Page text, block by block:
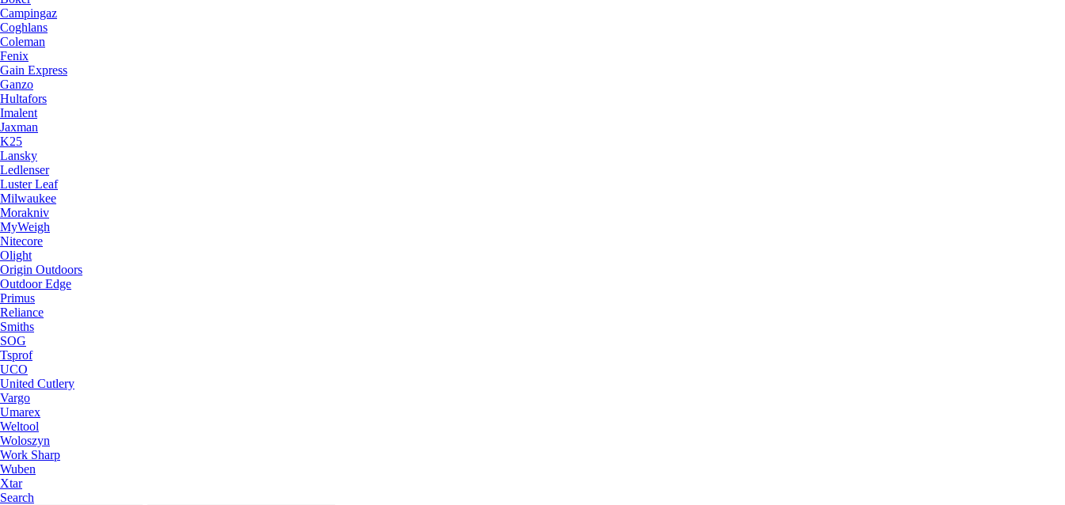
Campingaz
Coghlans
Coleman
Fenix
Gain Express
Ganzo
Hultafors
Imalent
Jaxman
K25
Lansky
Ledlenser
Luster Leaf
Milwaukee
Morakniv
MyWeigh
Nitecore
Olight
Origin Outdoors
Outdoor Edge
Primus
Reliance
Smiths
SOG
Tsprof
UCO
United Cutlery
Vargo
Umarex
Weltool
Woloszyn
Work Sharp
Wuben
Xtar
Search